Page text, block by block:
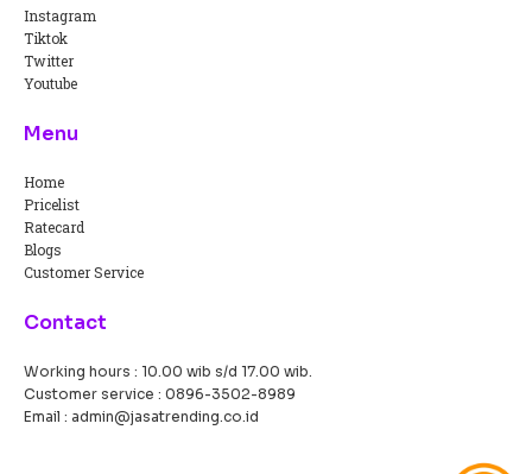
Instagram
Tiktok
Twitter
Youtube
Menu
Home
Pricelist
Ratecard
Blogs
Customer Service
Contact
Working hours : 10.00 wib s/d 17.00 wib.
Customer service : 0896-3502-8989
Email : admin@jasatrending.co.id